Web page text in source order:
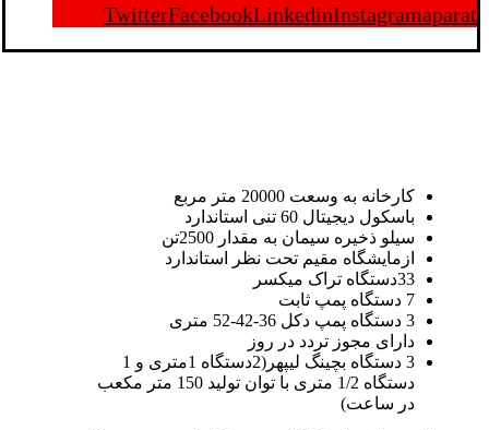
TwitterFacebookLinkedinInstagramaparat
کارخانه به وسعت 20000 متر مربع
باسکول دیجیتال 60 تنی استاندارد
سیلو ذخیره سیمان به مقدار 2500تن
ازمایشگاه مقیم تحت نظر استاندارد
33دستگاه تراک میکسر
7 دستگاه پمپ ثابت
3 دستگاه پمپ دکل 36-42-52 متری
دارای مجوز تردد در روز
3 دستگاه بچینگ لیپهر(2دستگاه 1متری و 1
دستگاه 1/2 متری با توان تولید 150 متر مکعب
در ساعت)